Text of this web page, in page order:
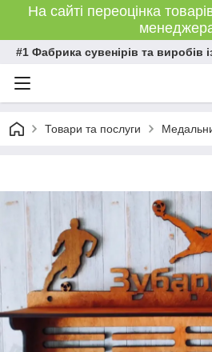
На сайті переоцінка
#1 Фабрика сувенірів та виробів
Товари та послуги